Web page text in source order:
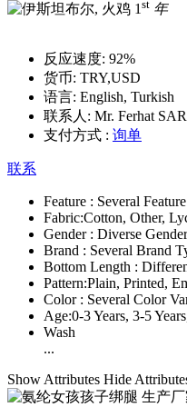
1 st 年
反应速度: 92%
货币: TRY,USD
语言: English, Turkish
联系人: Mr. Ferhat
支付方式 : 询单
联系
Feature : Several
Fabric:Cotton, Other,
Gender : Diverse
Brand : Several Brand
Bottom Length :
Pattern:Plain, Printed,
Color : Several Color
Age:0-3 Years, 3-5
Wash
...
Show Attributes Hide